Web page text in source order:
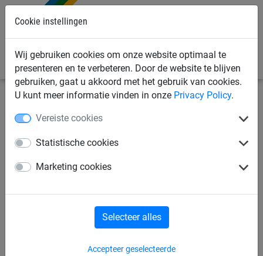
Cookie instellingen
Wij gebruiken cookies om onze website optimaal te
presenteren en te verbeteren. Door de website te blijven
gebruiken, gaat u akkoord met het gebruik van cookies.
U kunt meer informatie vinden in onze Privacy Policy.
Vereiste cookies
Statistische cookies
Marketing cookies
Accepteer geselecteerde
Selecteer alles
Kettingverzwaring voor
doelnetten 12.00m